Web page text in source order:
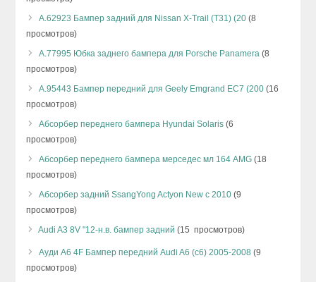
А.62923 Бампер задний для Nissan X-Trail (T31) (20 (8
просмотров)
А.77995 Юбка заднего бампера для Porsche Panamera (8
просмотров)
А.95443 Бампер передний для Geely Emgrand EC7 (200 (16
просмотров)
Абсорбер переднего бампера Hyundai Solaris (6
просмотров)
Абсорбер переднего бампера мерседес мл 164 AMG (18
просмотров)
Абсорбер задний SsangYong Actyon New с 2010 (9
просмотров)
Audi A3 8V "12-н.в. бампер задний (15 просмотров)
Ауди А6 4F Бампер передний Audi A6 (с6) 2005-2008 (9
просмотров)